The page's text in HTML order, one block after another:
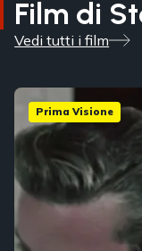
Film di
Vedi tutti i film
Prima Visione